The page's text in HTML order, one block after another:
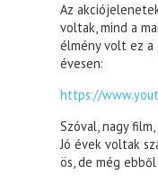
Az
voltak, mind a
élmény volt ez
évesen:
https://
Szóval, nagy
Jó évek voltak
ös, de még